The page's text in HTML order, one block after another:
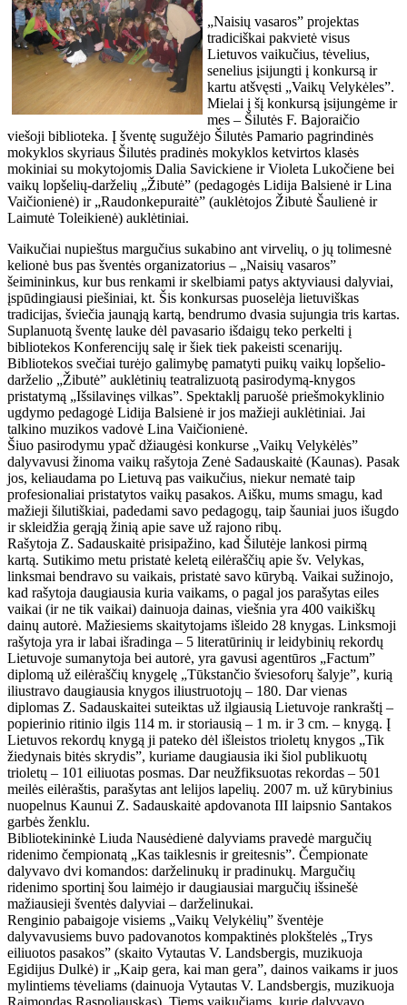
„Naisių vasaros” projektas
tradiciškai pakvietė visus
Lietuvos vaikučius, tėvelius,
senelius įsijungti į konkursą ir
kartu atšvęsti „Vaikų Velykėles”.
Mielai į šį konkursą įsijungėme ir
mes – Šilutės F. Bajoraičio
viešoji biblioteka. Į šventę sugužėjo Šilutės Pamario pagrindinės
mokyklos skyriaus Šilutės pradinės mokyklos ketvirtos klasės
mokiniai su mokytojomis Dalia Savickiene ir Violeta Lukočiene bei
vaikų lopšelių-darželių „Žibutė” (pedagogės Lidija Balsienė ir Lina
Vaičionienė) ir „Raudonkepuraitė” (auklėtojos Žibutė Šaulienė ir
Laimutė Toleikienė) auklėtiniai.
Vaikučiai nupieštus margučius sukabino ant virvelių, o jų tolimesnė
kelionė bus pas šventės organizatorius – „Naisių vasaros”
šeimininkus, kur bus renkami ir skelbiami patys aktyviausi dalyviai,
įspūdingiausi piešiniai, kt. Šis konkursas puoselėja lietuviškas
tradicijas, šviečia jaunąją kartą, bendrumo dvasia sujungia tris kartas.
Suplanuotą šventę lauke dėl pavasario išdaigų teko perkelti į
bibliotekos Konferencijų salę ir šiek tiek pakeisti scenarijų.
Bibliotekos svečiai turėjo galimybę pamatyti puikų vaikų lopšelio-
darželio „Žibutė” auklėtinių teatralizuotą pasirodymą-knygos
pristatymą „Išsilavinęs vilkas”. Spektaklį paruošė priešmokyklinio
ugdymo pedagogė Lidija Balsienė ir jos mažieji auklėtiniai. Jai
talkino muzikos vadovė Lina Vaičionienė.
Šiuo pasirodymu ypač džiaugėsi konkurse „Vaikų Velykėlės”
dalyvavusi žinoma vaikų rašytoja Zenė Sadauskaitė (Kaunas). Pasak
jos, keliaudama po Lietuvą pas vaikučius, niekur nematė taip
profesionaliai pristatytos vaikų pasakos. Aišku, mums smagu, kad
mažieji šilutiškiai, padedami savo pedagogų, taip šauniai juos išugdo
ir skleidžia gerąją žinią apie save už rajono ribų.
Rašytoja Z. Sadauskaitė prisipažino, kad Šilutėje lankosi pirmą
kartą. Sutikimo metu pristatė keletą eilėraščių apie šv. Velykas,
linksmai bendravo su vaikais, pristatė savo kūrybą. Vaikai sužinojo,
kad rašytoja daugiausia kuria vaikams, o pagal jos parašytas eiles
vaikai (ir ne tik vaikai) dainuoja dainas, viešnia yra 400 vaikiškų
dainų autorė. Mažiesiems skaitytojams išleido 28 knygas. Linksmoji
rašytoja yra ir labai išradinga – 5 literatūrinių ir leidybinių rekordų
Lietuvoje sumanytoja bei autorė, yra gavusi agentūros „Factum”
diplomą už eilėraščių knygelę „Tūkstančio šviesoforų šalyje”, kurią
iliustravo daugiausia knygos iliustruotojų – 180. Dar vienas
diplomas Z. Sadauskaitei suteiktas už ilgiausią Lietuvoje rankraštį –
popierinio ritinio ilgis 114 m. ir storiausią – 1 m. ir 3 cm. – knygą. Į
Lietuvos rekordų knygą ji pateko dėl išleistos trioletų knygos „Tik
žiedynais bitės skrydis”, kuriame daugiausia iki šiol publikuotų
trioletų – 101 eiliuotas posmas. Dar neužfiksuotas rekordas – 501
meilės eilėraštis, parašytas ant lelijos lapelių. 2007 m. už kūrybinius
nuopelnus Kaunui Z. Sadauskaitė apdovanota III laipsnio Santakos
garbės ženklu.
Bibliotekininkė Liuda Nausėdienė dalyviams pravedė margučių
ridenimo čempionatą „Kas taiklesnis ir greitesnis”. Čempionate
dalyvavo dvi komandos: darželinukų ir pradinukų. Margučių
ridenimo sportinį šou laimėjo ir daugiausiai margučių išsinešė
mažiausieji šventės dalyviai – darželinukai.
Renginio pabaigoje visiems „Vaikų Velykėlių” šventėje
dalyvavusiems buvo padovanotos kompaktinės plokštelės „Trys
eiliuotos pasakos” (skaito Vytautas V. Landsbergis, muzikuoja
Egidijus Dulkė) ir „Kaip gera, kai man gera”, dainos vaikams ir juos
mylintiems tėveliams (dainuoja Vytautas V. Landsbergis, muzikuoja